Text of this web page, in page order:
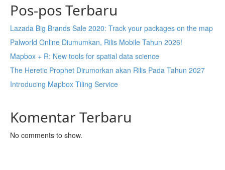
Pos-pos Terbaru
Lazada Big Brands Sale 2020: Track your packages on the map
Palworld Online Diumumkan, Rilis Mobile Tahun 2026!
Mapbox + R: New tools for spatial data science
The Heretic Prophet Dirumorkan akan Rilis Pada Tahun 2027
Introducing Mapbox Tiling Service
Komentar Terbaru
No comments to show.